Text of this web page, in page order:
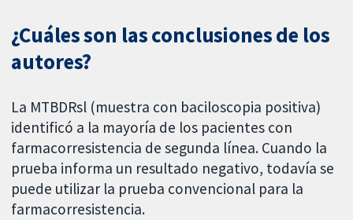
¿Cuáles son las conclusiones de los
autores?
La MTBDRsl (muestra con baciloscopia positiva)
identificó a la mayoría de los pacientes con
farmacorresistencia de segunda línea. Cuando la
prueba informa un resultado negativo, todavía se
puede utilizar la prueba convencional para la
farmacorresistencia.